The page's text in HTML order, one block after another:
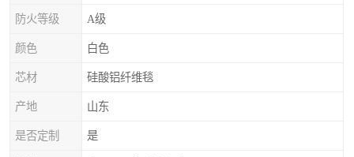
防火等级 A级
颜色 白色
芯材 硅酸铝纤维毯
产地 山东
是否定制 是